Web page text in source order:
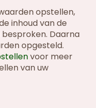
opstellen,
inhoud van de
Daarna
opgesteld.
voor meer
van uw